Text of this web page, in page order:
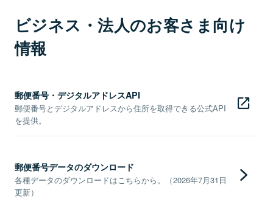
ビジネス・法人のお客さま向け
情報
郵便番号・デジタルアドレスAPI
郵便番号とデジタルアドレスから住所を取得できる公式API
を提供。
郵便番号データのダウンロード
各種データのダウンロードはこちらから。（2026年7月31日
更新）